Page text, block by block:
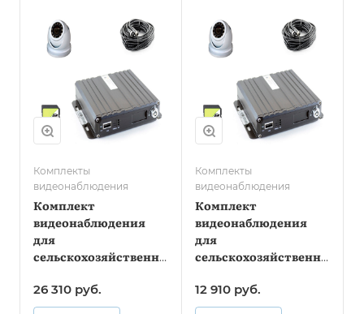
Комплекты
видеонаблюдения
Комплект
видеонаблюдения
для
сельскохозяйственной
26 310 руб.
Комплекты
видеонаблюдения
Комплект
видеонаблюдения
для
сельскохозяйственной
12 910 руб.